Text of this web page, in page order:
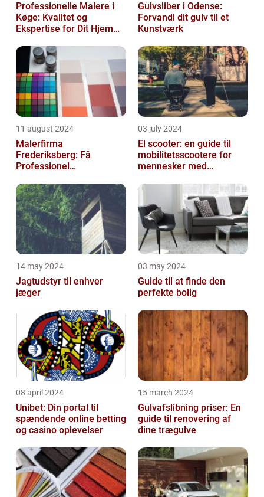
Professionelle Malere i
Køge: Kvalitet og
Ekspertise for Dit Hjem
Gulvsliber i Odense:
Forvandl dit gulv til et
Kunstværk
11 august 2024
Malerfirma
Frederiksberg: Få
Professionel
eller virksomhed
03 july 2024
El scooter: en guide til
mobilitetsscootere for
mennesker med
14 may 2024
Jagtudstyr til enhver
jæger
03 may 2024
Guide til at finde den
perfekte bolig
08 april 2024
Unibet: Din portal til
spændende online betting
og casino oplevelser
15 march 2024
Gulvafslibning priser: En
guide til renovering af
dine trægulve